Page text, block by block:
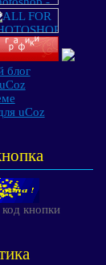
блог
uCoz
кнопки